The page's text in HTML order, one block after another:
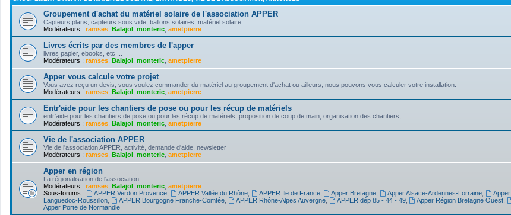
Groupement d'achat du matériel solaire de l'association APPER
Capteurs plans, capteurs sous vide, ballons solaires, matériel solaire
Modérateurs : ramses Balajol monteric ametpierre
Livres écrits par des membres de l'apper
livres papier, ebooks, etc ...
Modérateurs : ramses Balajol monteric ametpierre
Apper vous calcule votre projet
Vous avez reçu un devis, vous voulez commander du matériel au groupement d'achat ou ailleurs, nous pouvons vous calculer votre installation.
Modérateurs : ramses Balajol monteric ametpierre
Entr'aide pour les chantiers de pose ou pour les récup de matériels
entr'aide pour les chantiers de pose ou pour les récup de matériels, proposition de coup de main, organisation des chantiers, ...
Modérateurs : ramses Balajol monteric ametpierre
Vie de l'association APPER
Vie de l'association APPER, activité, demande d'aide, newsletter
Modérateurs : ramses Balajol monteric ametpierre
Apper en région
La régionalisation de l'association
Modérateurs : ramses Balajol monteric ametpierre
Sous-forums :
APPER Verdon Provence, APPER Vallée du Rhône, APPER Ile de France, Apper Bretagne Apper Alsace-Ardennes-Lorraine
Apper
Languedoc-Roussillon
APPER Bourgogne Franche-Comtée, APPER Rhône-Alpes Auvergne, APPER dép 85 - 44 - 49, Apper Région Bretagne Ouest
Apper Porte de Normandie